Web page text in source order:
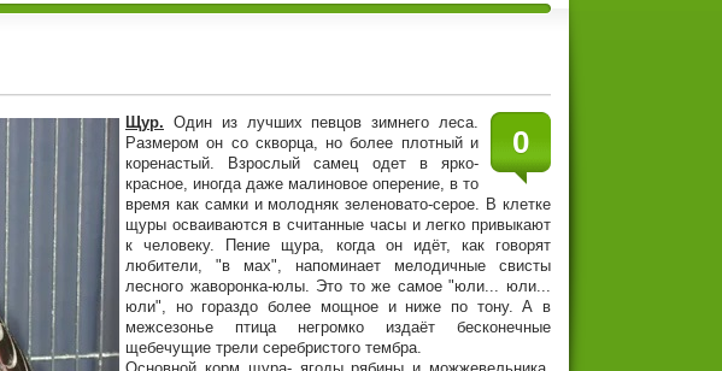
0
Щур. Один из лучших певцов зимнего леса.
Размером он со скворца, но более плотный и
коренастый. Взрослый самец одет в ярко-
красное, иногда даже малиновое оперение, в то
время как самки и молодняк зеленовато-серое. В клетке
щуры осваиваются в считанные часы и легко привыкают
к человеку. Пение щура, когда он идёт, как говорят
любители, "в мах", напоминает мелодичные свисты
лесного жаворонка-юлы. Это то же самое "юли... юли...
юли", но гораздо более мощное и ниже по тону. А в
межсезонье птица негромко издаёт бесконечные
щебечущие трели серебристого тембра.